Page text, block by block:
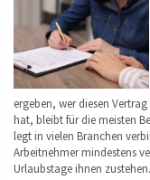
ergeben, wer diesen
hat, bleibt für die meisten
legt in vielen Branchen
Arbeitnehmer mindestens
Urlaubstage ihnen zustehen.